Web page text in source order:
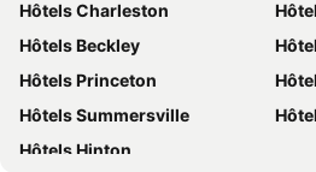
Hôtels Charleston
Hôtels Beckley
Hôtels Princeton
Hôtels Summersville
Hôtels Hinton